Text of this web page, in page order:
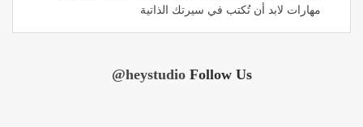
مهارات لابد أن تُكتب في سيرتك الذاتية
Follow Us
@heystudio